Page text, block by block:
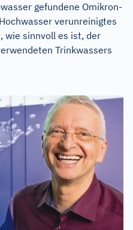
gefundene Omikron-
verunreinigtes
wie sinnvoll es ist, der
Trinkwassers